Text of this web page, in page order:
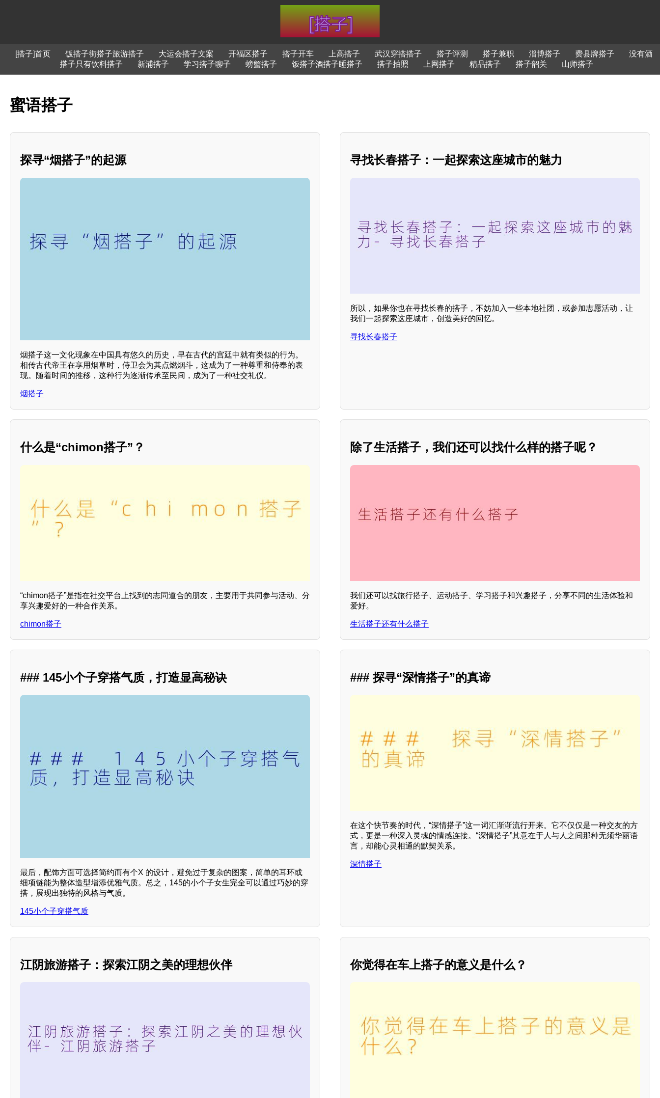
[搭子]首页 饭搭子街搭子旅游搭子 大运会搭子文案 开福区搭子 搭子开车 上高搭子 武汉穿搭搭子 搭子评测 搭子兼职 淄博搭子 费县牌搭子
没有酒
搭子只有饮料搭子
新浦搭子 学习搭子聊子 螃蟹搭子 饭搭子酒搭子睡搭子 搭子拍照 上网搭子 精品搭子 搭子韶关 山师搭子
蜜语搭子
探寻“烟搭子”的起源
烟搭子这一文化现象在中国具有悠久的历史，早在古代的宫廷中就有类似的行为。
相传古代帝王在享用烟草时，侍卫会为其点燃烟斗，这成为了一种尊重和侍奉的表
现。随着时间的推移，这种行为逐渐传承至民间，成为了一种社交礼仪。
烟搭子
寻找长春搭子：一起探索这座城市的魅力
所以，如果你也在寻找长春的搭子，不妨加入一些本地社团，或参加志愿活动，让
我们一起探索这座城市，创造美好的回忆。
寻找长春搭子
什么是“chimon搭子”？
“chimon搭子”是指在社交平台上找到的志同道合的朋友，主要用于共同参与活动、分
享兴趣爱好的一种合作关系。
chimon搭子
除了生活搭子，我们还可以找什么样的搭子呢？
我们还可以找旅行搭子、运动搭子、学习搭子和兴趣搭子，分享不同的生活体验和
爱好。
生活搭子还有什么搭子
### 145小个子穿搭气质，打造显高秘诀
最后，配饰方面可选择简约而有个X 的设计，避免过于复杂的图案，简单的耳环或
细项链能为整体造型增添优雅气质。总之，145的小个子女生完全可以通过巧妙的穿
搭，展现出独特的风格与气质。
145小个子穿搭气质
### 探寻“深情搭子”的真谛
在这个快节奏的时代，“深情搭子”这一词汇渐渐流行开来。它不仅仅是一种交友的方
式，更是一种深入灵魂的情感连接。“深情搭子”其意在于人与人之间那种无须华丽语
言，却能心灵相通的默契关系。
深情搭子
江阴旅游搭子：探索江阴之美的理想伙伴 你觉得在车上搭子的意义是什么？